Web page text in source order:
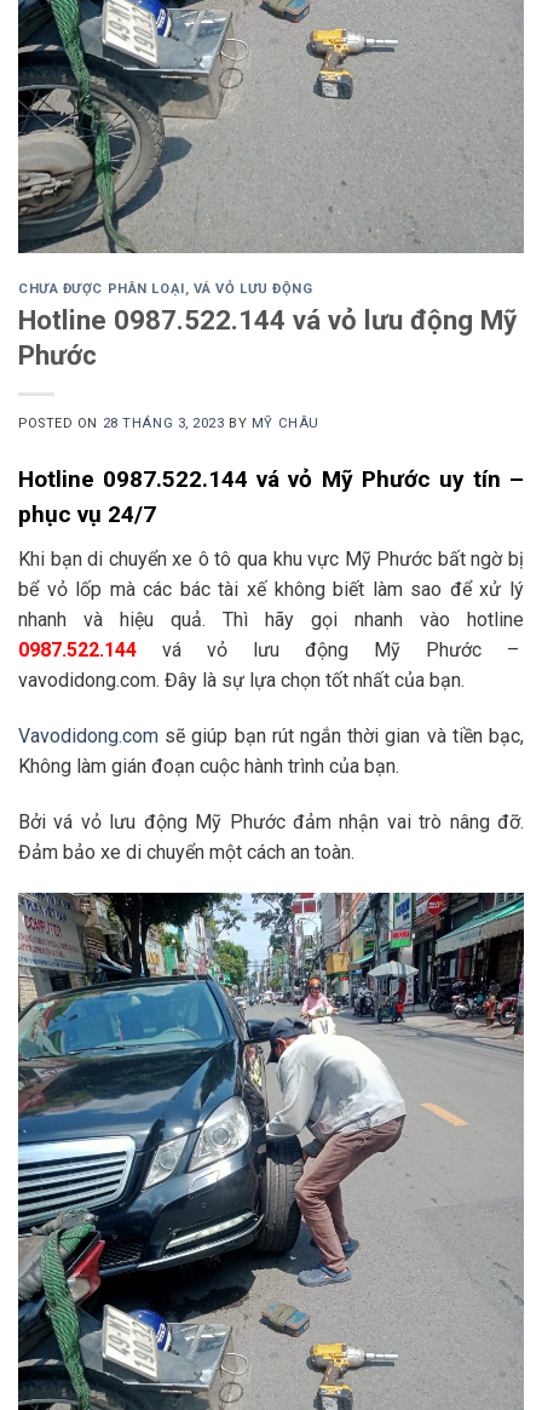
CHƯA ĐƯỢC PHÂN LOẠI , VÁ VỎ LƯU ĐỘNG
Hotline 0987.522.144 vá vỏ lưu động Mỹ
Phước
POSTED ON 28 THÁNG 3, 2023 BY MỸ CHÂU
Hotline 0987.522.144 vá vỏ Mỹ Phước uy tín –
phục vụ 24/7
Khi bạn di chuyển xe ô tô qua khu vực Mỹ Phước bất ngờ bị
bể vỏ lốp mà các bác tài xế không biết làm sao để xử lý
nhanh và hiệu quả. Thì hãy gọi nhanh vào hotline
0987.522.144 vá vỏ lưu động Mỹ Phước –
vavodidong.com. Đây là sự lựa chọn tốt nhất của bạn.
Vavodidong.com sẽ giúp bạn rút ngắn thời gian và tiền bạc,
Không làm gián đoạn cuộc hành trình của bạn.
Bởi vá vỏ lưu động Mỹ Phước đảm nhận vai trò nâng đỡ.
Đảm bảo xe di chuyển một cách an toàn.